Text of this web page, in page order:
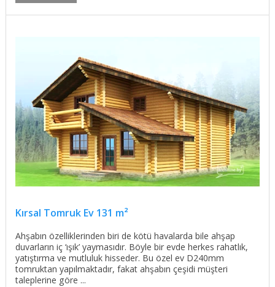
Kırsal Tomruk Ev 131 m²
Ahşabın özelliklerinden biri de kötü havalarda bile ahşap
duvarların iç ‘ışık’ yaymasıdır. Böyle bir evde herkes rahatlık,
yatıştırma ve mutluluk hisseder. Bu özel ev D240mm
tomruktan yapılmaktadır, fakat ahşabın çeşidi müşteri
taleplerine göre ...